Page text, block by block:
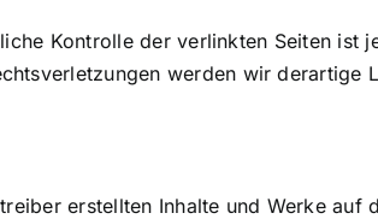
Kontrolle der verlinkten Seiten ist
werden wir derartige
erstellten Inhalte und Werke